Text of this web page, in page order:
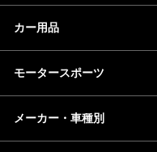
カー用品
モータースポーツ
メーカー・車種別